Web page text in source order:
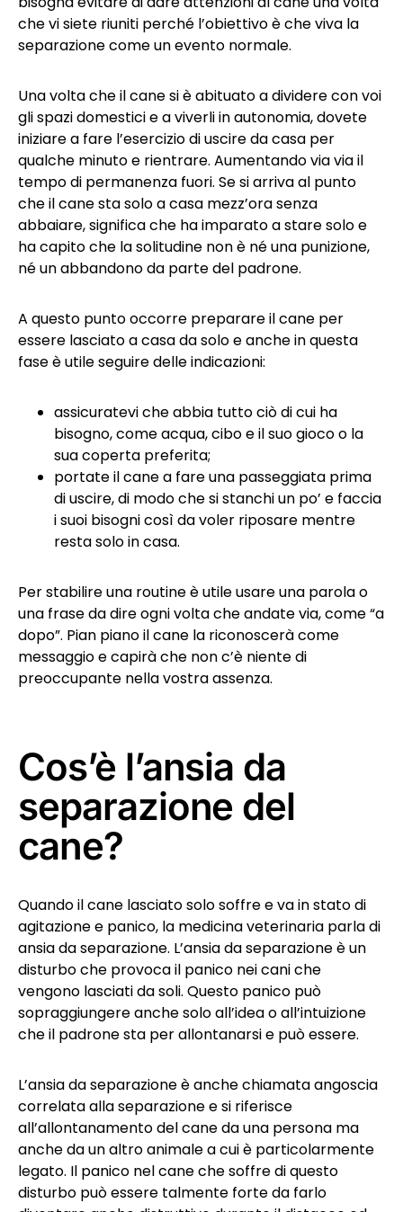
che vi siete riuniti perché l’obiettivo è che viva la
separazione come un evento normale.
Una volta che il cane si è abituato a dividere con voi
gli spazi domestici e a viverli in autonomia, dovete
iniziare a fare l’esercizio di uscire da casa per
qualche minuto e rientrare. Aumentando via via il
tempo di permanenza fuori. Se si arriva al punto
che il cane sta solo a casa mezz’ora senza
abbaiare, significa che ha imparato a stare solo e
ha capito che la solitudine non è né una punizione,
né un abbandono da parte del padrone.
A questo punto occorre preparare il cane per
essere lasciato a casa da solo e anche in questa
fase è utile seguire delle indicazioni:
assicuratevi che abbia tutto ciò di cui ha
bisogno, come acqua, cibo e il suo gioco o la
sua coperta preferita;
portate il cane a fare una passeggiata prima
di uscire, di modo che si stanchi un po’ e faccia
i suoi bisogni così da voler riposare mentre
resta solo in casa.
Per stabilire una routine è utile usare una parola o
una frase da dire ogni volta che andate via, come “a
dopo”. Pian piano il cane la riconoscerà come
messaggio e capirà che non c’è niente di
preoccupante nella vostra assenza.
Cos’è l’ansia da
separazione del
cane?
Quando il cane lasciato solo soffre e va in stato di
agitazione e panico, la medicina veterinaria parla di
ansia da separazione. L’ansia da separazione è un
disturbo che provoca il panico nei cani che
vengono lasciati da soli. Questo panico può
sopraggiungere anche solo all’idea o all’intuizione
che il padrone sta per allontanarsi e può essere.
L’ansia da separazione è anche chiamata angoscia
correlata alla separazione e si riferisce
all’allontanamento del cane da una persona ma
anche da un altro animale a cui è particolarmente
legato. Il panico nel cane che soffre di questo
disturbo può essere talmente forte da farlo